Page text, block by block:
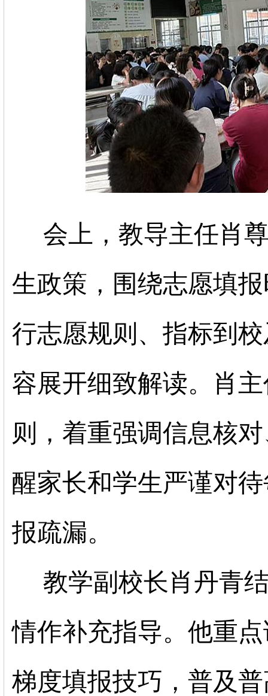
会上，教导主任肖
生政策，围绕志愿填
行志愿规则、指标到
容展开细致解读。肖
则，着重强调信息核
醒家长和学生严谨对
报疏漏。
教学副校长肖丹青
情作补充指导。他重
梯度填报技巧，普及